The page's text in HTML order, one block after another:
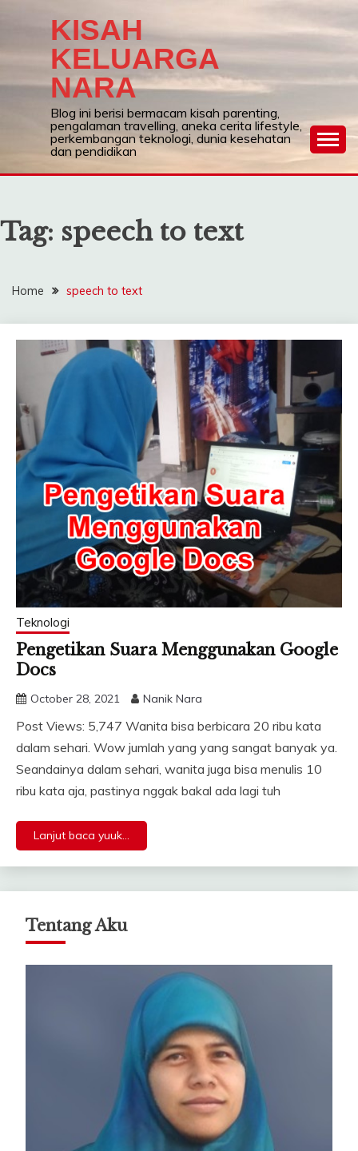
KISAH
KELUARGA
NARA
Blog ini berisi bermacam kisah parenting,
pengalaman travelling, aneka cerita lifestyle,
perkembangan teknologi, dunia kesehatan
dan pendidikan
Tag: speech to text
Home speech to text
Teknologi
Pengetikan Suara Menggunakan Google
Docs
October 28, 2021 Nanik Nara
Post Views: 5,747 Wanita bisa berbicara 20 ribu kata
dalam sehari. Wow jumlah yang yang sangat banyak ya.
Seandainya dalam sehari, wanita juga bisa menulis 10
ribu kata aja, pastinya nggak bakal ada lagi tuh
Lanjut baca yuuk...
Tentang Aku